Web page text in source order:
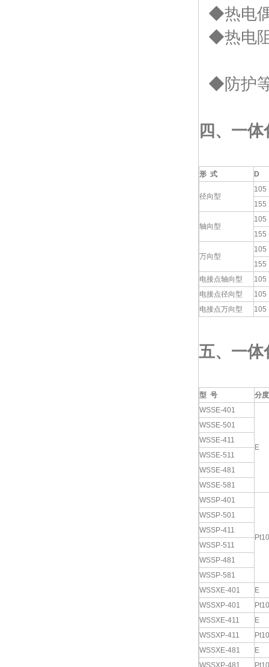
◆热电
◆热电
◆防护
四、一体
形 式 D
径向型
105
155
轴向型
105
155
万向型
105
155
电接点轴向型
105
电接点径向型
105
电接点万向型
105
五、一体
型 号
分
WSSE-401
E
WSSE-501
WSSE-411
WSSE-511
WSSE-481
WSSE-581
WSSP-401
WSSP-501
WSSP-411
WSSP-511
WSSP-481
WSSP-581
WSSXE-401
E
WSSXP-401
WSSXE-411
E
WSSXP-411
WSSXE-481
E
WSSXP-481